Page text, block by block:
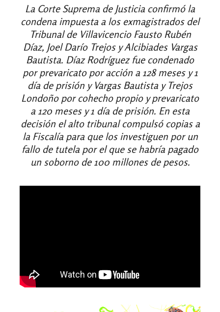
La Corte Suprema de Justicia confirmó la
condena impuesta a los exmagistrados del
Tribunal de Villavicencio Fausto Rubén
Díaz, Joel Darío Trejos y Alcibiades Vargas
Bautista. Díaz Rodríguez fue condenado
por prevaricato por acción a 128 meses y 1
día de prisión y Vargas Bautista y Trejos
Londoño por cohecho propio y prevaricato
a 120 meses y 1 día de prisión. En esta
decisión el alto tribunal compulsó copias a
la Fiscalía para que los investiguen por un
fallo de tutela por el que se habría pagado
un soborno de 100 millones de pesos.